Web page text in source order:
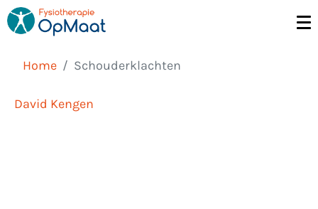
Home Schouderklachten
David Kengen